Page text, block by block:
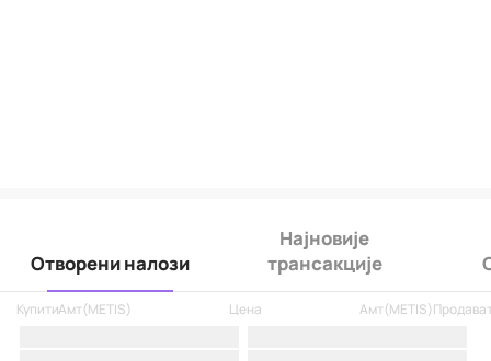
Отворени налози
Најновије
трансакције
КупитиАмт (METIS) Цена Амт (METIS)